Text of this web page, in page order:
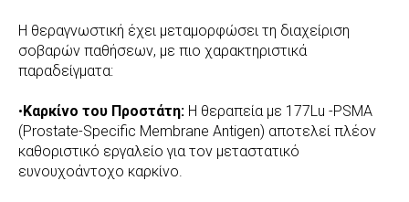
Η θεραγνωστική έχει μεταμορφώσει τη διαχείριση
σοβαρών παθήσεων, με πιο χαρακτηριστικά
παραδείγματα:
•Καρκίνο του Προστάτη: Η θεραπεία με 177Lu -PSMA
(Prostate-Specific Membrane Antigen) αποτελεί πλέον
καθοριστικό εργαλείο για τον μεταστατικό
ευνουχοάντοχο καρκίνο.